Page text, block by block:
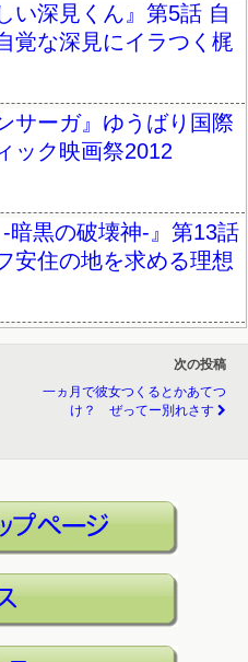
い深見くん』第5話 自
覚な深見にイラつく梶
サーガ』ゆうばり国際
ック映画祭2012
-暗黒の破壊神-』第13話
安住の地を求める理想
次の投稿
一ヵ月で彼女つくるとかあてつ
け？ ぜってー別れさす